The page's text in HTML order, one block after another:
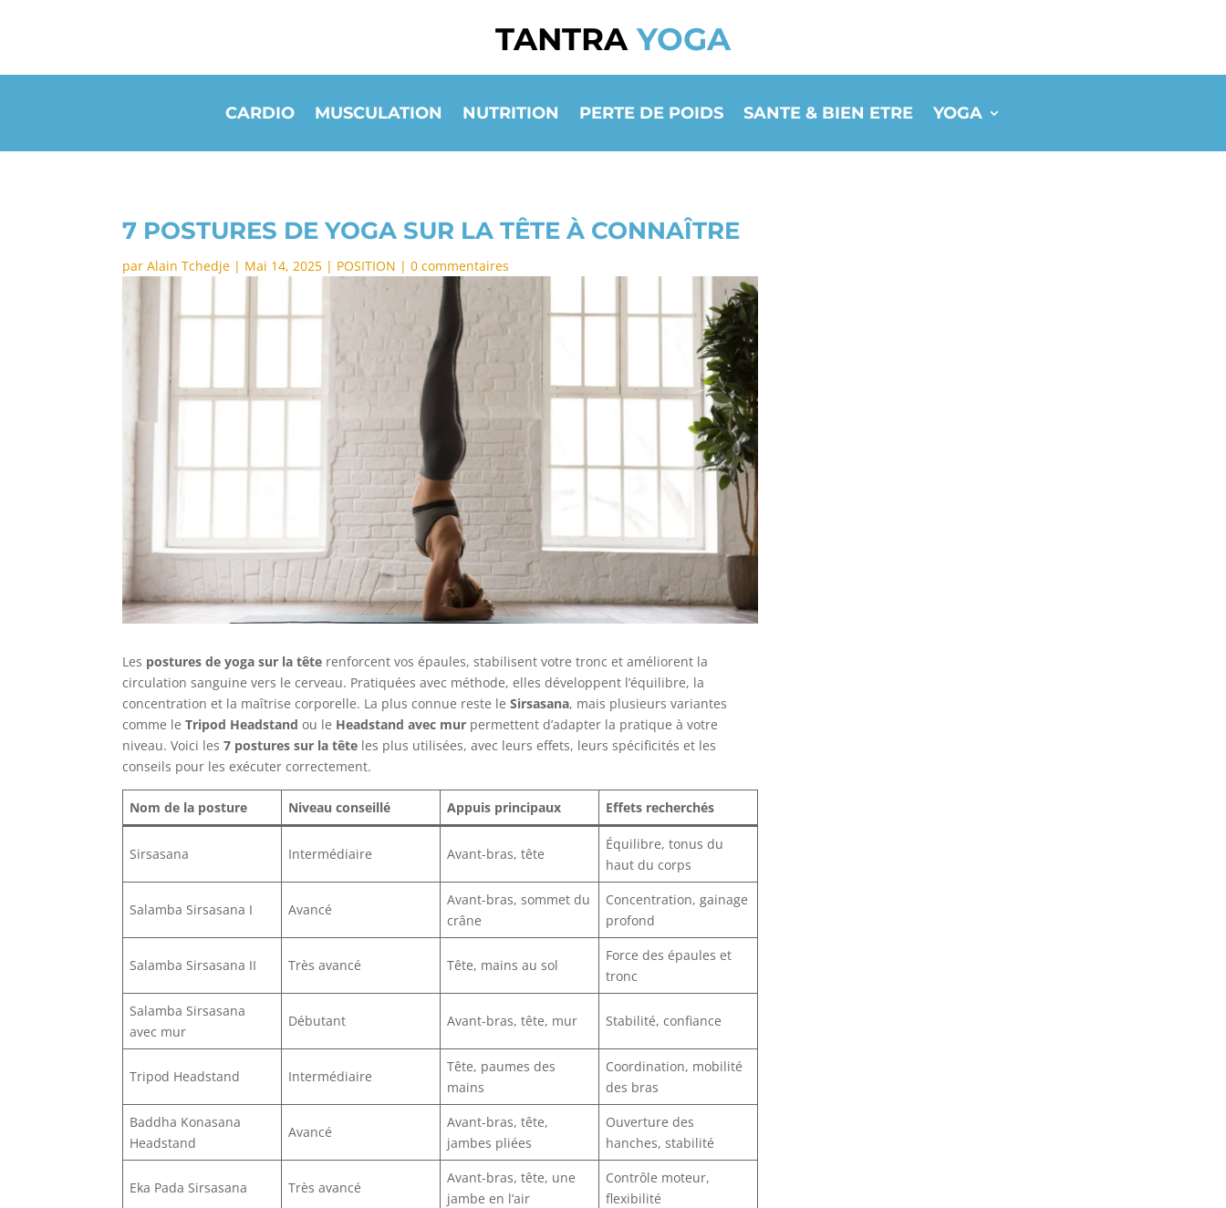
TANTRAYOGA
CARDIO MUSCULATION NUTRITION PERTE DE POIDS SANTE & BIEN ETRE YOGA
7 POSTURES DE YOGA SUR LA TÊTE À CONNAÎTRE
parAlain Tchedje | Mai 14, 2025 | POSITION |0 commentaires
Les postures de yoga sur la tête renforcent vos épaules, stabilisent votre tronc et améliorent la
circulation sanguine vers le cerveau. Pratiquées avec méthode, elles développent l’équilibre, la
concentration et la maîtrise corporelle. La plus connue reste leSirsasana, mais plusieurs variantes
comme leTripod Headstand ou le Headstand avec mur permettent d’adapter la pratique à votre
niveau. Voici les7 postures sur la tête les plus utilisées, avec leurs effets, leurs spécificités et les
conseils pour les exécuter correctement.
Nom de la posture Niveau conseillé Appuis principaux Effets recherchés
Sirsasana Intermédiaire Avant-bras, tête
Équilibre, tonus du
haut du corps
Salamba Sirsasana I Avancé
Avant-bras, sommet du
crâne
Concentration, gainage
profond
Salamba Sirsasana II Très avancé Tête, mains au sol
Force des épaules et
tronc
Salamba Sirsasana
avec mur
Débutant Avant-bras, tête, mur Stabilité, confiance
Tripod Headstand Intermédiaire
Tête, paumes des
mains
Coordination, mobilité
des bras
Baddha Konasana
Headstand
Avancé
Avant-bras, tête,
jambes pliées
Ouverture des
hanches, stabilité
Eka Pada Sirsasana Très avancé
Avant-bras, tête, une
jambe en l’air
Contrôle moteur,
flexibilité